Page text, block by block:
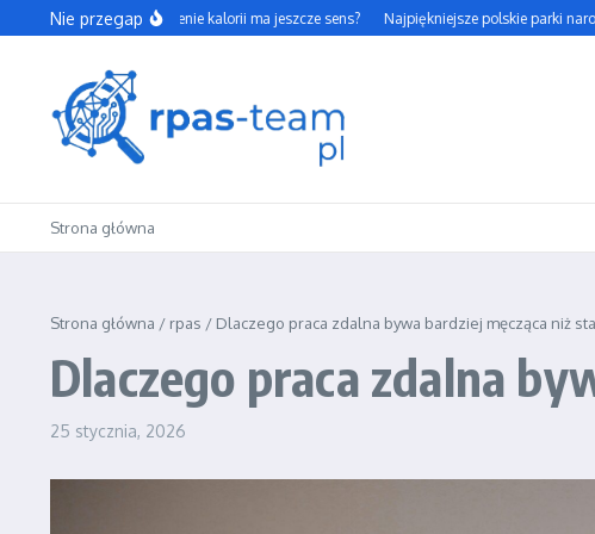
Przejdź do treści
Nie przegap
Czy codzienne liczenie kalorii ma jeszcze sens? Najpiękniejsze polskie parki narodowe
Strona główna
Strona główna / rpas / Dlaczego praca zdalna bywa bardziej męcząca niż
Dlaczego praca zdalna
25 stycznia, 2026